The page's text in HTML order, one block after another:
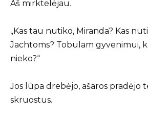
Aš mirktelėjau.
„Kas tau nutiko, Miranda? Kas
Jachtoms? Tobulam gyvenimui,
nieko?“
Jos lūpa drebėjo, ašaros pradėjo
skruostus.